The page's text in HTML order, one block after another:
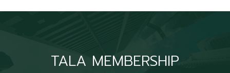
TALA MEMBERSHIP